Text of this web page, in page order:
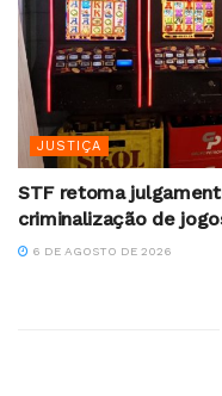
JUSTIÇA
STF retoma
criminalização de
6 DE AGOSTO DE 2026